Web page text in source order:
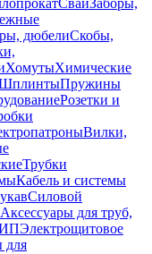
СваиЗаборы,
дюбелиСкобы,
ХомутыХимические
Пружины
Розетки и
Вилки,
Трубки
Кабель и системы
Силовой
Аксессуары для труб,
Электрощитовое
для